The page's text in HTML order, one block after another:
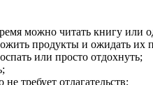
можно читать книгу или
продукты и ожидать их
или просто отдохнуть;
требует отлагательств;